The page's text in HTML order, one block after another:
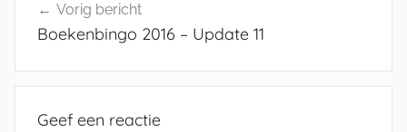
navigatie
Vorig bericht
Boekenbingo 2016 – Update 11
Geef een reactie